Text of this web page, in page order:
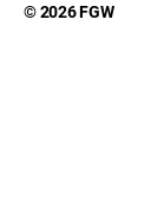
© 2026 FGW